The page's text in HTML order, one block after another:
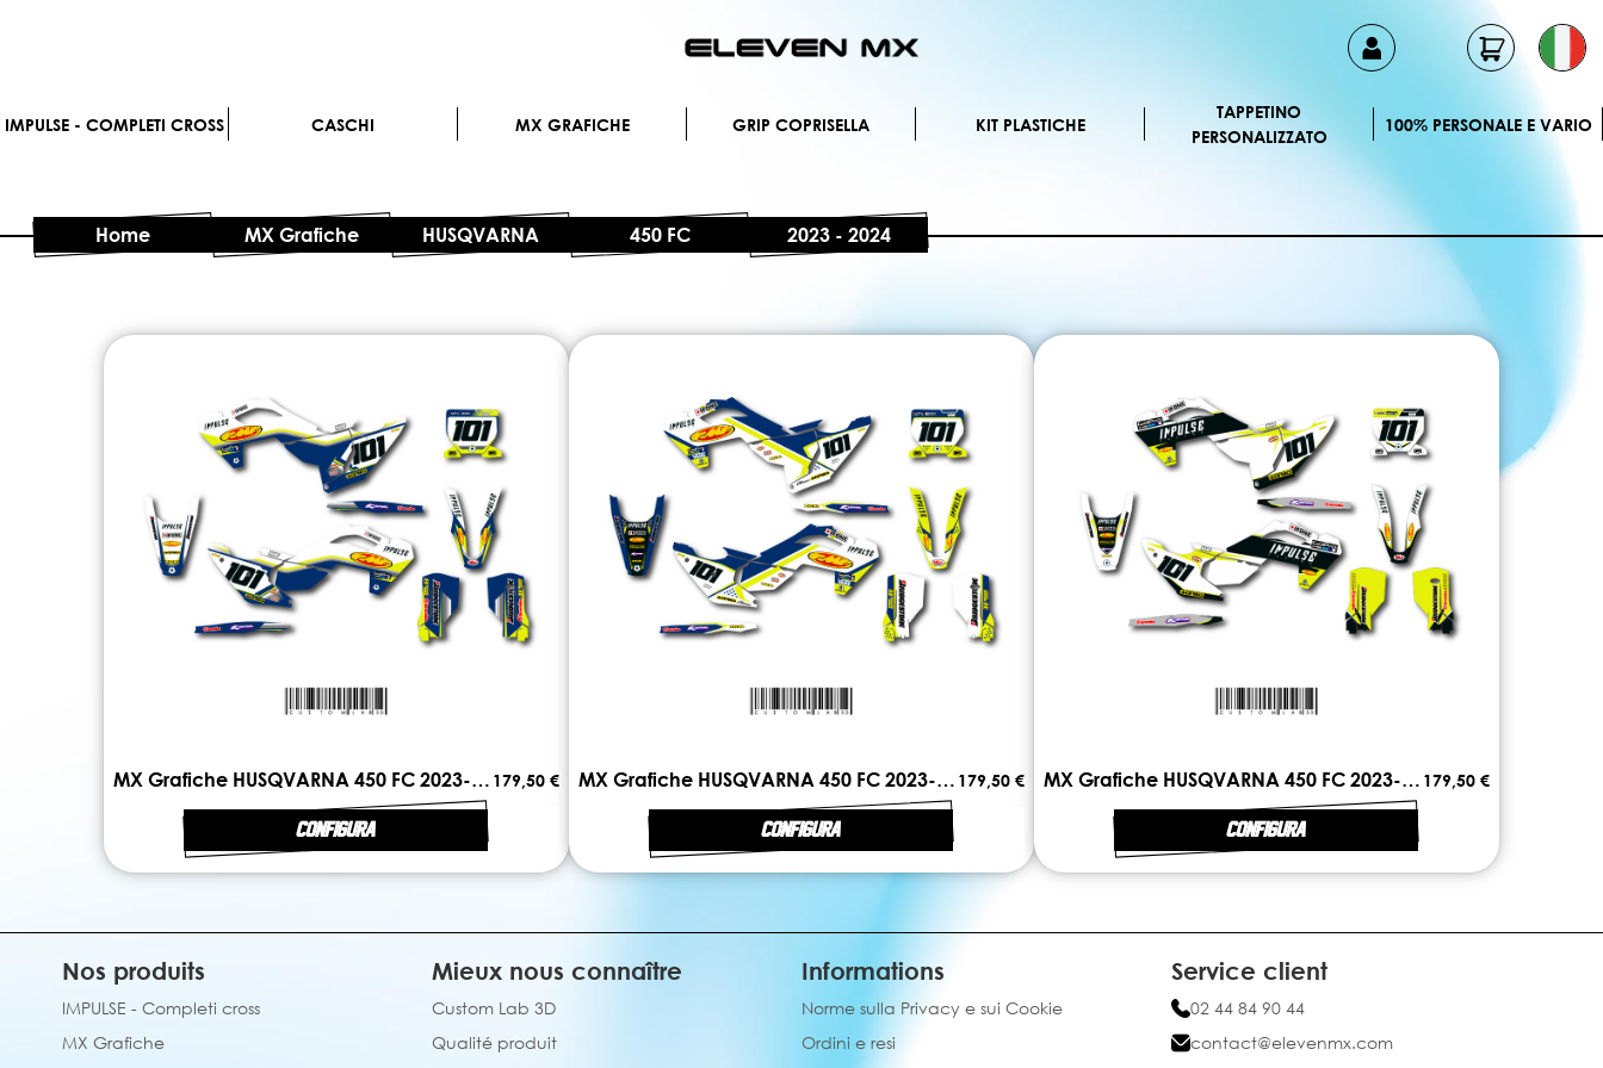
al
IMPULSE - COMPLETI CROSS CASCHI MX GRAFICHE GRIP COPRISELLA KIT PLASTICHE
TAPPETINO
PERSONALIZZATO
100% PERSONALE E VARIO
Home MX Grafiche HUSQVARNA 450 FC 2023 - 2024
MX Grafiche HUSQVARNA 450 FC 2023-2024 LINE 179,50 €
CONFIGURA
MX Grafiche HUSQVARNA 450 FC 2023-2024 DUAL 179,50 €
CONFIGURA
MX Grafiche HUSQVARNA 450 FC 2023-2024 FIRST 179,50 €
CONFIGURA
Nos produits
IMPULSE - Completi cross
MX Grafiche
Mieux nous connaître
Custom Lab 3D
Qualité produit
Informations
Norme sulla Privacy e sui Cookie
Ordini e resi
Service client
02 44 84 90 44
contact@elevenmx.com